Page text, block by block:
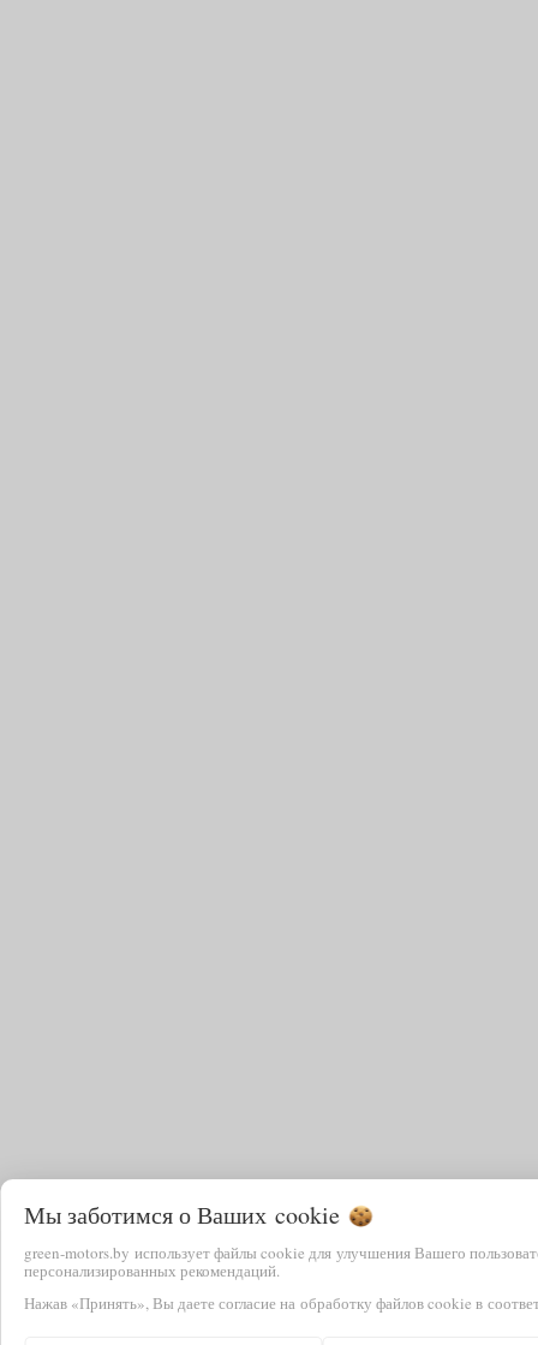
Мы заботимся о Ваших cookie
green-motors.by использует файлы cookie для улучшения Вашего
персонализированных рекомендаций.
Нажав «Принять», Вы даете согласие на обработку файлов cookie в